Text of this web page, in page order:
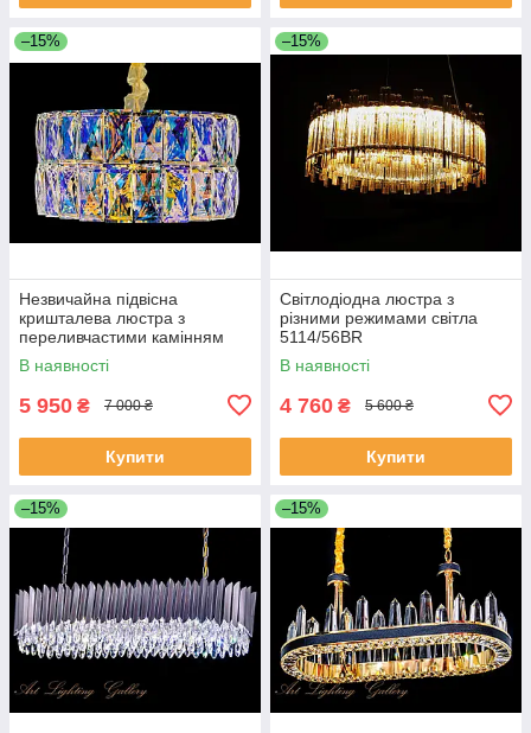
–15%
Незвичайна підвісна
кришталева люстра з
переливчастими камінням
J028/500
В наявності
5 950 ₴ 7 000 ₴
Купити
–15%
Світлодіодна люстра з
різними режимами світла
5114/56BR
В наявності
4 760 ₴ 5 600 ₴
Купити
–15% –15%